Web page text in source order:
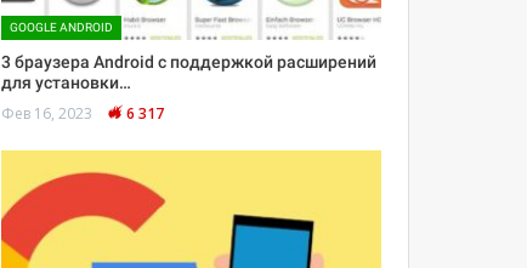
GOOGLE ANDROID
3 браузера Android с поддержкой расширений
для установки…
Фев 16, 2023 6 317